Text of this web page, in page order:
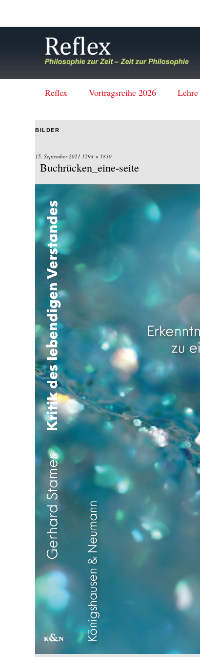
Reflex Vortragsreihe 2026
BILDER
15. September 2021 1294 × 1830
Buchrücken_eine-seite